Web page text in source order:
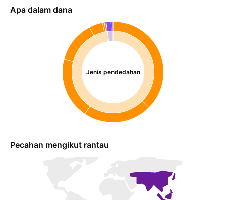
Apa dalam dana
Jenis pendedahan
Pecahan mengikut rantau